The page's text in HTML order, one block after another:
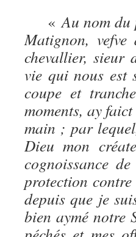
«Au nom
Matignon,
chevallier, sieur
vie qui nous est
coupe et
moments, ay
main ; par
Dieu mon
cognoissance
protection
depuis que je
bien aymé notre